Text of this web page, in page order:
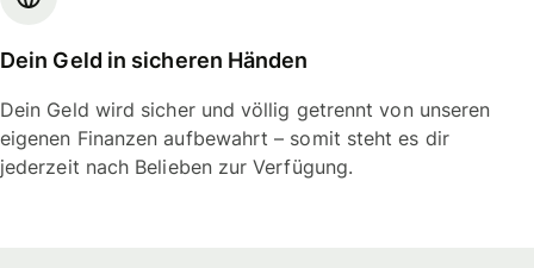
Dein Geld in sicheren Händen
Dein Geld wird sicher und völlig getrennt von unseren
eigenen Finanzen aufbewahrt – somit steht es dir
jederzeit nach Belieben zur Verfügung.